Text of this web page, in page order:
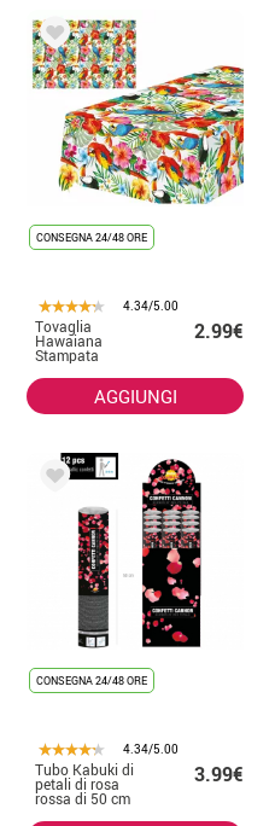
CONSEGNA 24/48 ORE
4.34/5.00
Tovaglia
Hawaiana
Stampata
137X274 cm
2.99€
AGGIUNGI
CONSEGNA 24/48 ORE
4.34/5.00
Tubo Kabuki di
petali di rosa
rossa di 50 cm
3.99€